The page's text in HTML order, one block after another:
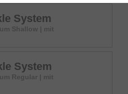
System
Shallow | mit
System
Regular | mit